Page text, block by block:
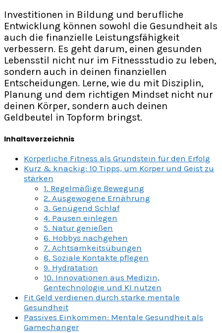
Investitionen in Bildung und berufliche
Entwicklung können sowohl die Gesundheit als
auch die finanzielle Leistungsfähigkeit
verbessern. Es geht darum, einen gesunden
Lebensstil nicht nur im Fitnessstudio zu leben,
sondern auch in deinen finanziellen
Entscheidungen. Lerne, wie du mit Disziplin,
Planung und dem richtigen Mindset nicht nur
deinen Körper, sondern auch deinen
Geldbeutel in Topform bringst.
Inhaltsverzeichnis
Körperliche Fitness als Grundstein für den Erfolg
Kurz & knackig: 10 Tipps, um Körper und Geist zu
stärken
1. Regelmäßige Bewegung
2. Ausgewogene Ernährung
3. Genügend Schlaf
4. Pausen einlegen
5. Natur genießen
6. Hobbys nachgehen
7. Achtsamkeitsübungen
8. Soziale Kontakte pflegen
9. Hydratation
10. Innovationen aus Medizin,
Gentechnologie und KI nutzen
Fit Geld verdienen durch starke mentale
Gesundheit
Passives Einkommen: Mentale Gesundheit als
Gamechanger